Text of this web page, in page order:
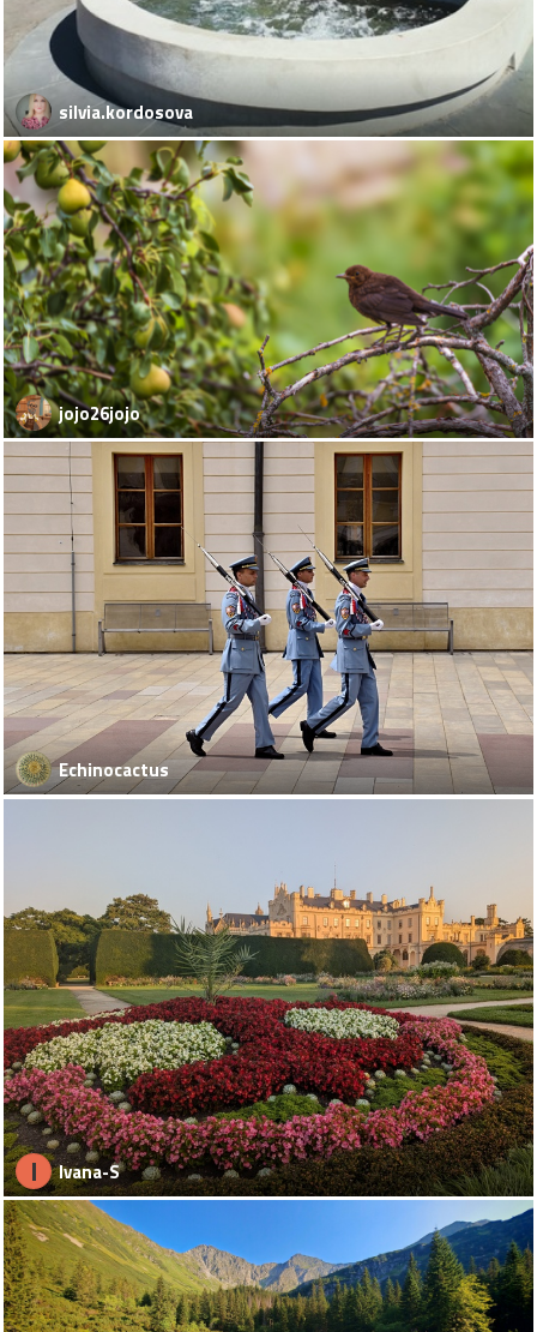
silvia.kordosova
jojo26jojo
Echinocactus
I Ivana-S